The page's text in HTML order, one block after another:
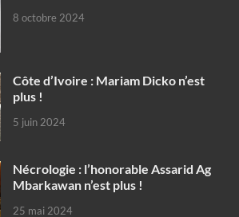
8 octobre 2024
Côte d’Ivoire : Mariam Dicko n’est
plus !
5 juin 2024
Nécrologie : l’honorable Assarid Ag
Mbarkawan n’est plus !
25 mai 2024